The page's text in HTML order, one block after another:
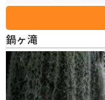
とに町民の方の作品が展示さ
あり「ASOおぐに観光協会」
鍋ヶ滝